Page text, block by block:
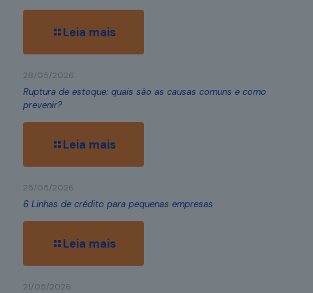
Leia mais
28/05/2026
Ruptura de estoque: quais são as causas comuns e como
prevenir?
Leia mais
25/05/2026
6 Linhas de crédito para pequenas empresas
Leia mais
21/05/2026